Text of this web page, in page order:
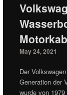
May 24, 2021
Der
Generation der
wurde von